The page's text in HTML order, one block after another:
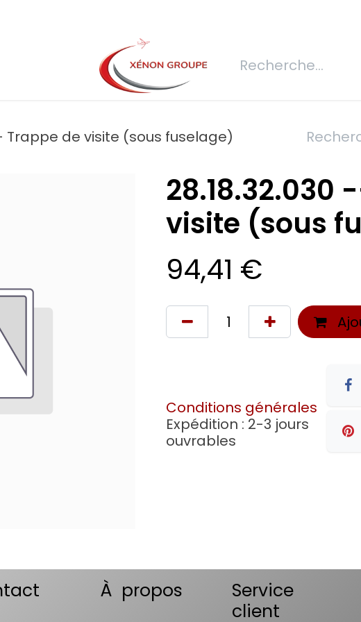
Demande de devis Connexion Réfection
Trappe de visite (sous fuselage)
28.18.32.030
visite (sous
94,41 €
Conditions générales
Expédition : 2-3 jours
ouvrables
À propos
Service
client